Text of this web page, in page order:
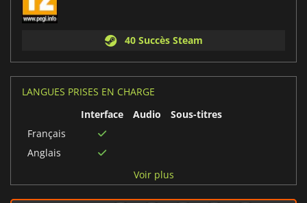
40 Succès Steam
LANGUES PRISES EN CHARGE
Interface
Audio
Sous-titres
Français
Anglais
Voir plus